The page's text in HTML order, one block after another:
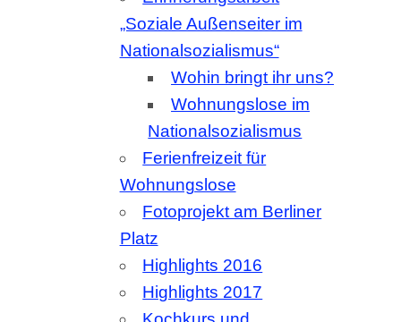
Wohnungslose im
Ferienfreizeit für
Wohnungslose
Fotoprojekt am Berliner
Highlights 2016
Highlights 2017
Kochkurs und
Ernährungsberatung
Pakete für Menschen in